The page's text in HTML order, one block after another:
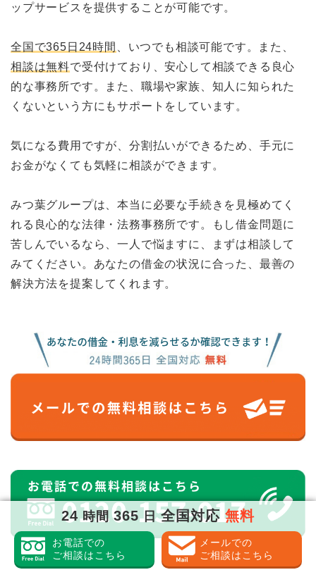
ップサービスを提供することが可能です。
全国で365日24時間
、いつでも相談可能です。また、
相談は無料で受付けており、安心して相談できる良心
的な事務所です。また、職場や家族、知人に知られた
くないという方にもサポートをしています。
気になる費用ですが、分割払いができるため、手元に
お金がなくても気軽に相談ができます。
みつ葉グループは、本当に必要な手続きを見極めてく
れる良心的な法律・法務事務所です。もし借金問題に
苦しんでいるなら、一人で悩ますに、まずは相談して
みてください。あなたの借金の状況に合った、最善の
解決方法を提案してくれます。
24 時間365日全国対応無料
お電話での
ご相談はこちら
メールでの
ご相談はこちら